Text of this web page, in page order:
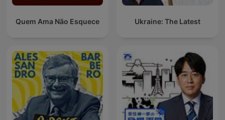
Quem Ama Não Esquece Ukraine: The Latest